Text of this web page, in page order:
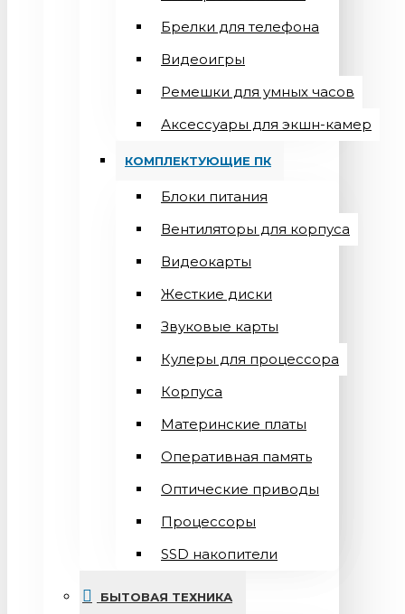
Брелки для телефона
Видеоигры
Ремешки для умных часов
Аксессуары для экшн-камер
КОМПЛЕКТУЮЩИЕ ПК
Блоки питания
Вентиляторы для корпуса
Видеокарты
Жесткие диски
Звуковые карты
Кулеры для процессора
Корпуса
Материнские платы
Оперативная память
Оптические приводы
Процессоры
SSD накопители
БЫТОВАЯ ТЕХНИКА